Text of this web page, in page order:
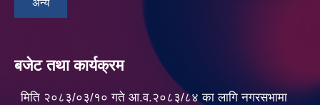
बजेट तथा कार्यक्रम
मिति २०८३/०३/१० गते आ.व.२०८३/८४ का लागि नगरसभामा